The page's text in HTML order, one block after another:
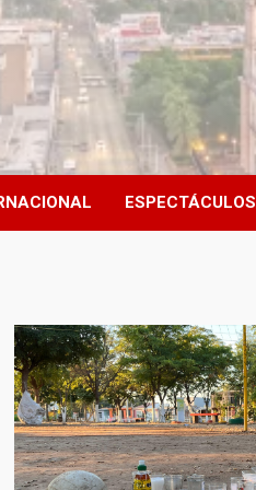
ESPECTÁCULOS